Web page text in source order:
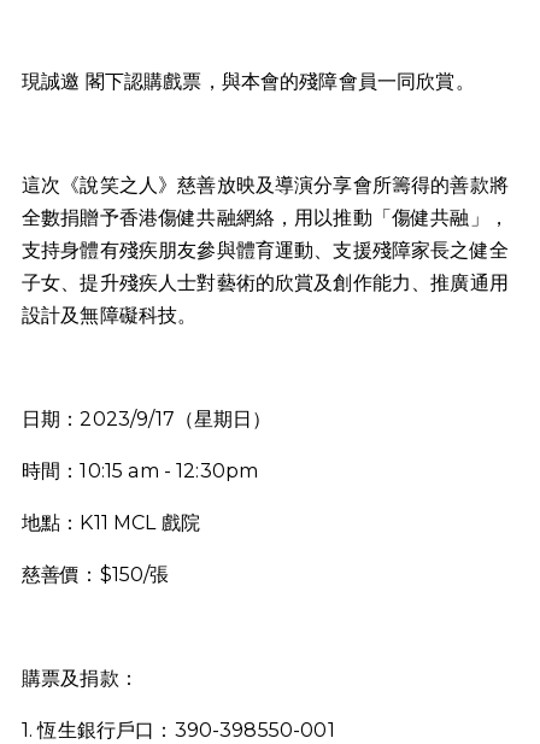
現誠邀 閣下認購戲票，與本會的殘障會員一同欣賞。
這次《說笑之人》慈善放映及導演分享會所籌得的善款將
全數捐贈予香港傷健共融網絡，用以推動「傷健共融」，
支持身體有殘疾朋友參與體育運動、支援殘障家長之健全
子女、提升殘疾人士對藝術的欣賞及創作能力、推廣通用
設計及無障礙科技。
日期：2023/9/17（星期日）
時間：10:15 am - 12:30pm
地點：K11 MCL 戲院
慈善價：$150/張
購票及捐款：
1. 恆生銀行戶口：390-398550-001